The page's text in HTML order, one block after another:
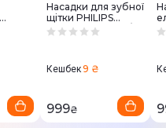
Насадки для зубної
щітки PHILIPS
Sonicare HX6052/88
Кешбек9 ₴
999₴